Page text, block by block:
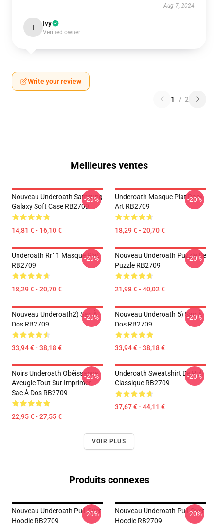
Aug 7, 2024
I Ivy
Verified owner
Write your review
1 / 2
Meilleures ventes
Nouveau Underoath Samsung
Galaxy Soft Case RB2709
14,81 € - 16,10 €
-20%
Underoath Masque Plat Rock
Art RB2709
18,29 € - 20,70 €
-20%
Underoath Rr11 Masque Plat
RB2709
18,29 € - 20,70 €
-20%
Nouveau Underoath Puzzle De
Puzzle RB2709
21,98 € - 40,02 €
-20%
Nouveau Underoath2) Sac À
Dos RB2709
33,94 € - 38,18 €
-20%
Nouveau Underoath 5) Sac À
Dos RB2709
33,94 € - 38,18 €
-20%
Noirs Underoath Obéissance
Aveugle Tout Sur Imprimer
Sac À Dos RB2709
22,95 € - 27,55 €
-20%
Underoath Sweatshirt De Pull
Classique RB2709
37,67 € - 44,11 €
-20%
VOIR PLUS
Produits connexes
Nouveau Underoath Pull-Over
Hoodie RB2709
-20%
Nouveau Underoath Pull-Over
Hoodie RB2709
-20%